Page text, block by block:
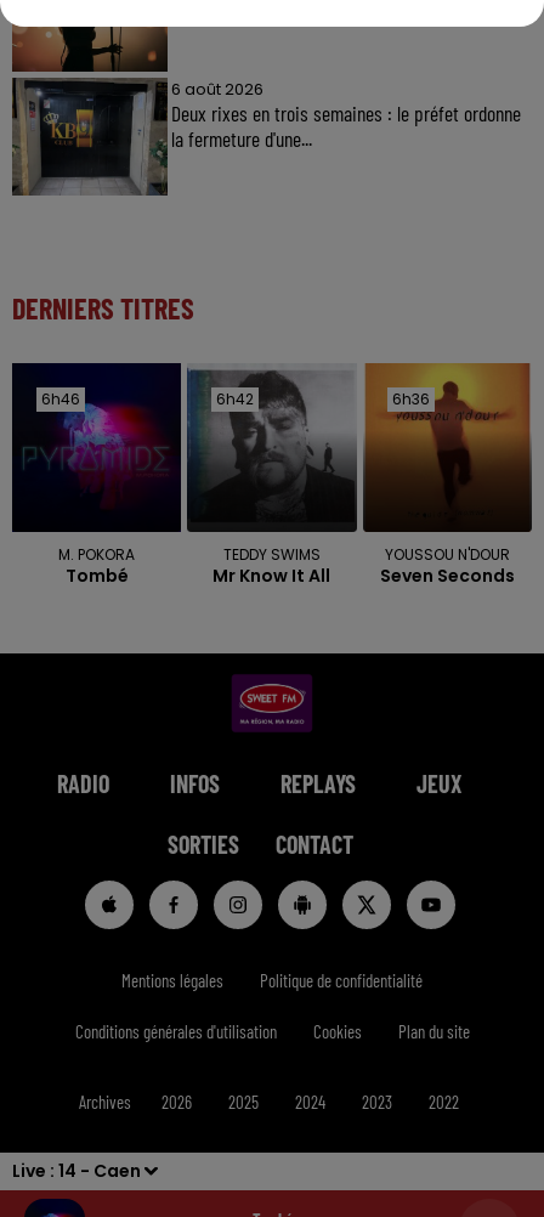
Live : 14 - Caen
6 août 2026
Deux rixes en trois semaines : le préfet ordonne
la fermeture d'une...
DERNIERS TITRES
6h46
6h46
M. POKORA
Tombé
6h42
6h42
TEDDY SWIMS
Mr Know It All
6h36
6h36
YOUSSOU N'DOUR
Seven Seconds
RADIO INFOS REPLAYS JEUX
SORTIES CONTACT
Mentions légales Politique de confidentialité
Conditions générales d'utilisation Cookies Plan du site
Archives 2026 2025 2024 2023 2022